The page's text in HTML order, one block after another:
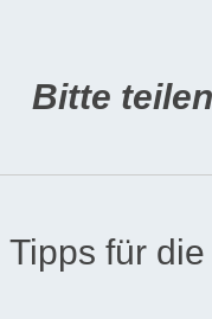
Bitte
Tipps für